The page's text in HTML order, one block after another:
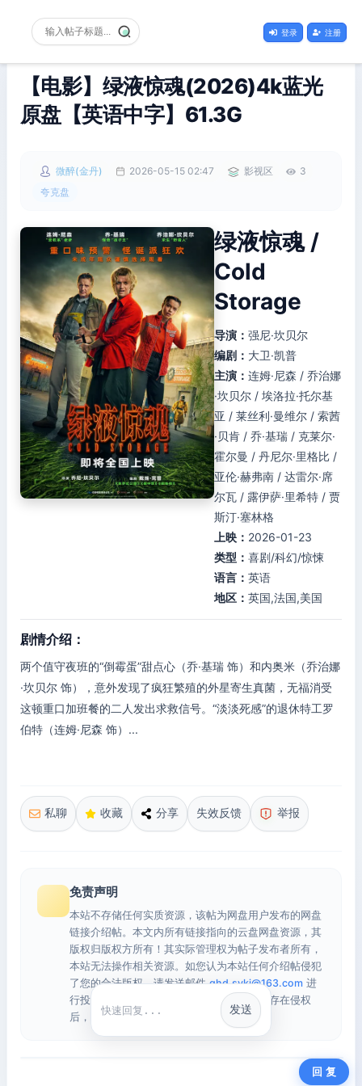
登录 注册
【电影】绿液惊魂(2026)4k蓝光
原盘【英语中字】61.3G
微醉(金丹) 2026-05-15 02:47 影视区
3
夸克盘
绿液惊魂 /
Cold
Storage
导演： 强尼·坎贝尔
编剧： 大卫·凯普
主演： 连姆·尼森 / 乔治娜
·坎贝尔 / 埃洛拉·托尔基
亚 / 莱丝利·曼维尔 / 索茜
·贝肯 / 乔·基瑞 / 克莱尔·
霍尔曼 / 丹尼尔·里格比 /
亚伦·赫弗南 / 达雷尔·席
尔瓦 / 露伊萨·里希特 / 贾
斯汀·塞林格
上映： 2026-01-23
类型： 喜剧/科幻/惊悚
语言： 英语
地区： 英国,法国,美国
剧情介绍：
两个值守夜班的“倒霉蛋”甜点心（乔·基瑞 饰）和内奥米（乔治娜
·坎贝尔 饰），意外发现了疯狂繁殖的外星寄生真菌，无福消受
这顿重口加班餐的二人发出求救信号。“淡淡死感”的退休特工罗
伯特（连姆·尼森 饰）...
私聊 收藏 分享 失效反馈 举报
免责声明
本站不存储任何实质资源，该帖为网盘用户发布的网盘
链接介绍帖。本文内所有链接指向的云盘网盘资源，其
版权归版权方所有！其实际管理权为帖子发布者所有，
本站无法操作相关资源。如您认为本站任何介绍帖侵犯
了您的合法版权，请发送邮件qhd.sykj@163.com 进
行投诉，我们将在确认本文链接指向的资源存在侵权
后，立即删除相关介绍帖子！
快捷回复
发送
回 复